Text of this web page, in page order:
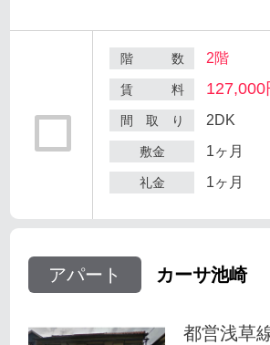
階 数 2階
賃 料 127,000
間 取 り 2DK
敷金 1ヶ月
礼金 1ヶ月
アパート カーサ池崎
都営浅草